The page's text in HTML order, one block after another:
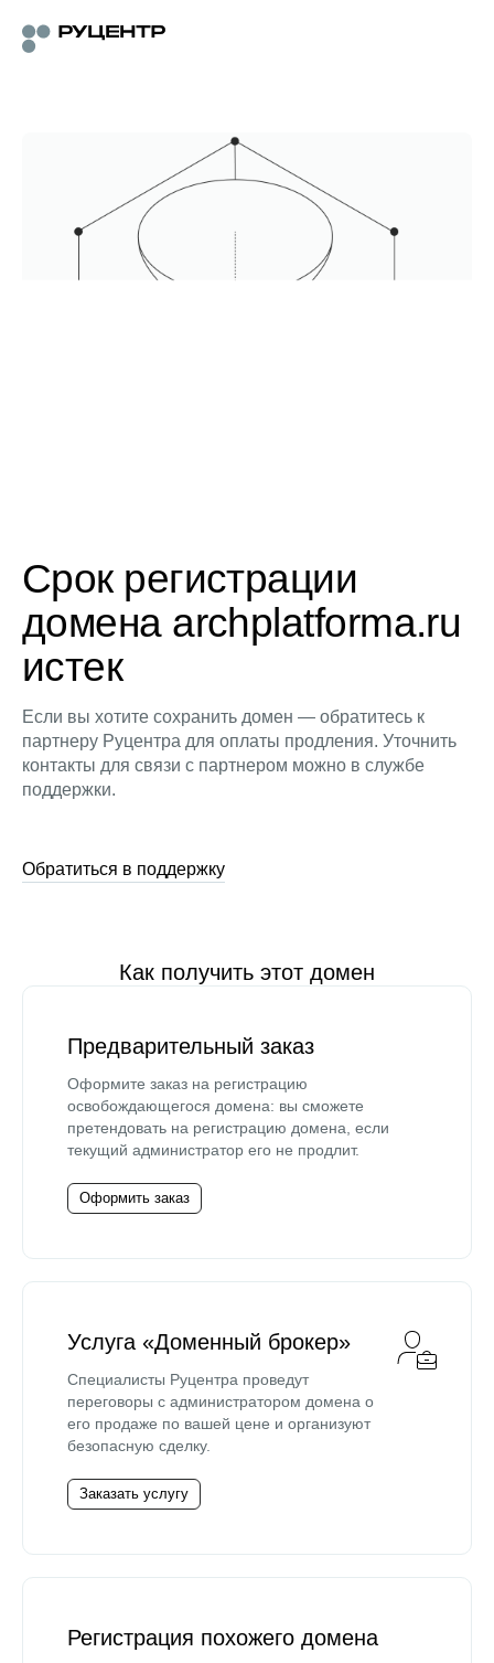
Срок регистрации
домена archplatforma.ru
истек
Если вы хотите сохранить домен — обратитесь к
партнеру Руцентра для оплаты продления. Уточнить
контакты для связи с партнером можно в службе
поддержки.
Обратиться в поддержку
Как получить этот домен
Предварительный заказ
Оформите заказ на регистрацию
освобождающегося домена: вы сможете
претендовать на регистрацию домена, если
текущий администратор его не продлит.
Оформить заказ
Услуга «Доменный брокер»
Специалисты Руцентра проведут
переговоры с администратором домена о
его продаже по вашей цене и организуют
безопасную сделку.
Заказать услугу
Регистрация похожего домена